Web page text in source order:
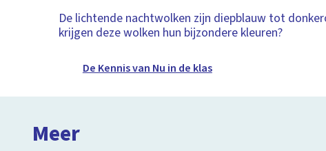
De lichtende nachtwolken zijn diepblauw tot
krijgen deze wolken hun bijzondere kleuren?
De Kennis van Nu in de klas
Meer